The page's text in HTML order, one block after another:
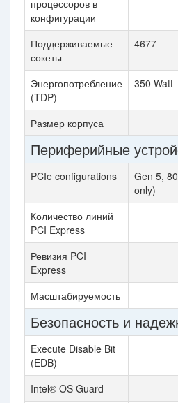
процессоров в
конфигурации
Поддерживаемые
сокеты
4677
Энергопотребление
(TDP)
350 Watt
Размер корпуса
Периферийные
PCIe configurations
Gen 5,
only)
Количество линий
PCI Express
Ревизия PCI
Express
Масштабируемость
Безопасность и
Execute Disable Bit
(EDB)
Intel® OS Guard